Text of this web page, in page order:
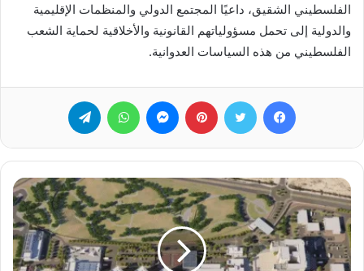
الفلسطيني الشقيق، داعيًا المجتمع الدولي والمنظمات الإقليمية
والدولية إلى تحمل مسؤولياتهم القانونية والأخلاقية لحماية الشعب
الفلسطيني من هذه السياسات العدوانية.
فيسبوك تويتر بينتيريست ماسنجر واتساب